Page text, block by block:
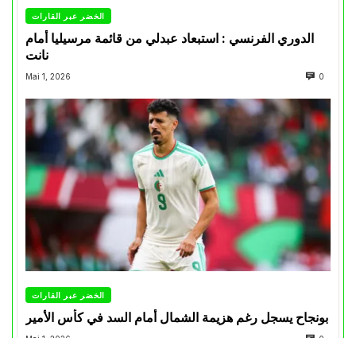
الخضر عبر القارات
الدوري الفرنسي : استبعاد عبدلي من قائمة مرسيليا أمام
نانت
Mai 1, 2026 0
الخضر عبر القارات
بونجاح يسجل رغم هزيمة الشمال أمام السد في كأس الأمير